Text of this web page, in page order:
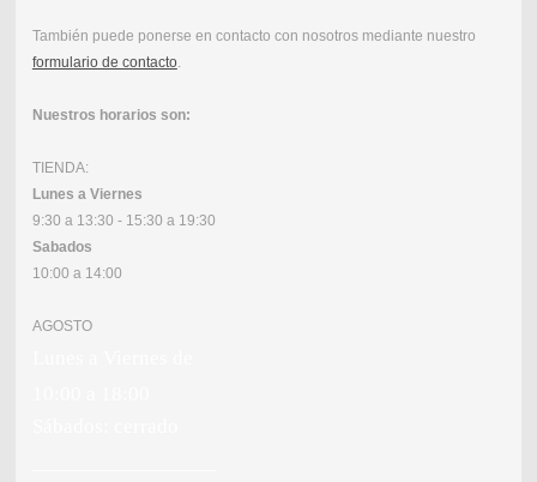
También puede ponerse en contacto con nosotros mediante nuestro
formulario de contacto.
Nuestros horarios son:
TIENDA:
Lunes a Viernes
9:30 a 13:30 - 15:30 a 19:30
Sabados
10:00 a 14:00
AGOSTO